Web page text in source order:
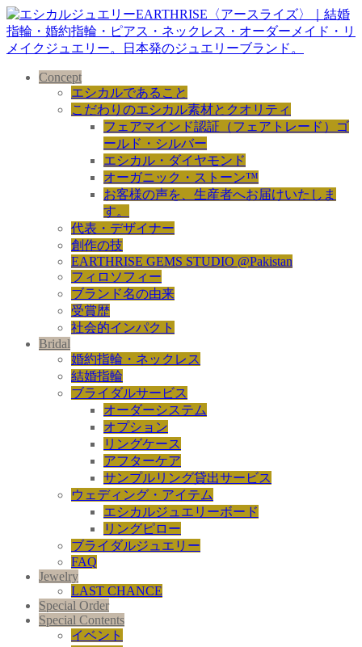
Concept
エシカルであること
こだわりのエシカル素材とクオリティ
フェアマインド認証（フェアトレード）ゴ
ールド・シルバー
エシカル・ダイヤモンド
オーガニック・ストーン™
お客様の声を、生産者へお届けいたしま
す。
代表・デザイナー
創作の技
EARTHRISE GEMS STUDIO @Pakistan
フィロソフィー
ブランド名の由来
受賞歴
社会的インパクト
Bridal
婚約指輪・ネックレス
結婚指輪
ブライダルサービス
オーダーシステム
オプション
リングケース
アフターケア
サンプルリング貸出サービス
ウェディング・アイテム
エシカルジュエリーボード
リングピロー
ブライダルジュエリー
FAQ
Jewelry
LAST CHANCE
Special Order
Special Contents
イベント